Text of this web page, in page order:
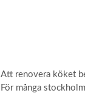
Att renovera köket
För många